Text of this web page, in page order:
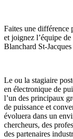
Faites une différence
et joignez l’équipe
Blanchard St-Jacques
Le ou la stagiaire
en électronique de
l’un des principaux
de puissance et
évoluera dans un
chercheurs, des
des partenaires